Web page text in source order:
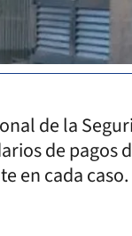
de la
de
en cada caso.